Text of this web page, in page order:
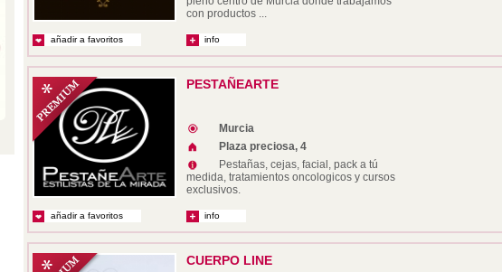
con productos ...
añadir a favoritos info
PESTAÑEARTE
Murcia
Plaza preciosa, 4
Pestañas, cejas, facial, pack a tú
medida, tratamientos oncologicos y cursos
exclusivos.
añadir a favoritos info
CUERPO LINE